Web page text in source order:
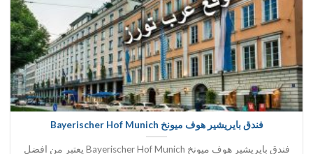
فندق بايريشير هوف ميونخ Bayerischer Hof Munich
فندق بايريشير هوف ميونخ Bayerischer Hof Munich يعتبر من افضل